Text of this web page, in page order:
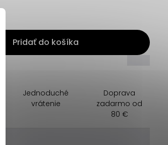
Pridať do košíka
Jednoduché
vrátenie
Doprava
zadarmo od
80 €